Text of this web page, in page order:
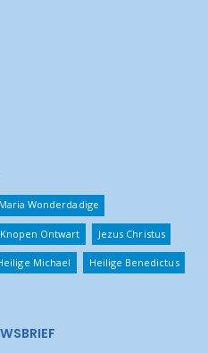
Maria Wonderdadige
Ontwart Jezus Christus
Michael Heilige Benedictus